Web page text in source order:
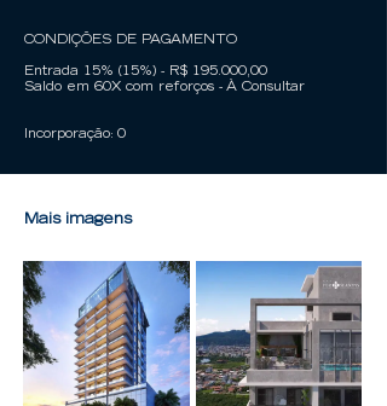
CONDIÇÕES DE PAGAMENTO
Entrada 15% (15%) - R$ 195.000,00
Saldo em 60X com reforços - À Consultar
Incorporação: 0
Mais imagens